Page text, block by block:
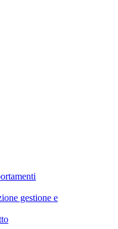
gestione e